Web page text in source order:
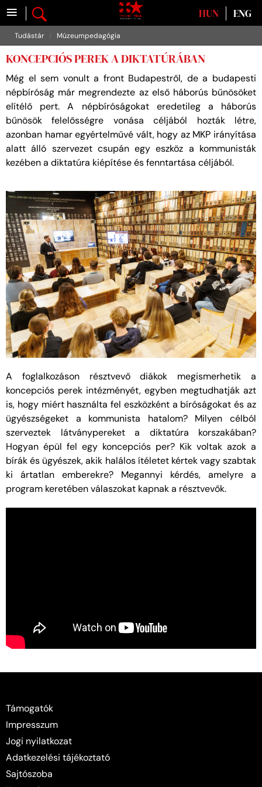
≡ Válasszon nyelvet
HUN ENG
Tudástár Múzeumpedagógia
KONCEPCIÓS PEREK A DIKTATÚRÁBAN
Még el sem vonult a front Budapestről, de a budapesti
népbíróság már megrendezte az első háborús bűnösöket
elítélő pert. A népbíróságokat eredetileg a háborús
bűnösök felelősségre vonása céljából hozták létre,
azonban hamar egyértelművé vált, hogy az MKP irányítása
alatt álló szervezet csupán egy eszköz a kommunisták
kezében a diktatúra kiépítése és fenntartása céljából.
A foglalkozáson résztvevő diákok megismerhetik a
koncepciós perek intézményét, egyben megtudhatják azt
is, hogy miért használta fel eszközként a bíróságokat és az
ügyészségeket a kommunista hatalom? Milyen célból
szerveztek látványpereket a diktatúra korszakában?
Hogyan épül fel egy koncepciós per? Kik voltak azok a
bírák és ügyészek, akik halálos ítéletet kértek vagy szabtak
ki ártatlan emberekre? Megannyi kérdés, amelyre a
program keretében válaszokat kapnak a résztvevők.
Támogatók
Impresszum
Jogi nyilatkozat
Adatkezelési tájékoztató
Sajtószoba